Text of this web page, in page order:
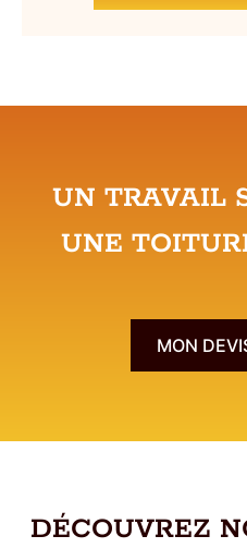
UN TRAVAIL
UNE
MON
DÉCOUVREZ